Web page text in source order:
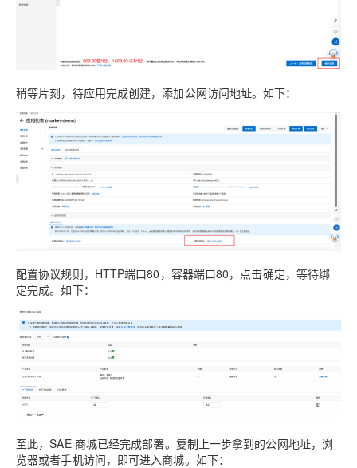
稍等片刻，待应用完成创建，添加公网访问地址。如下：
配置协议规则，HTTP端口80，容器端口80，点击确定，等待绑
定完成。如下：
至此，SAE 商城已经完成部署。复制上一步拿到的公网地址，浏
览器或者手机访问，即可进入商城。如下：